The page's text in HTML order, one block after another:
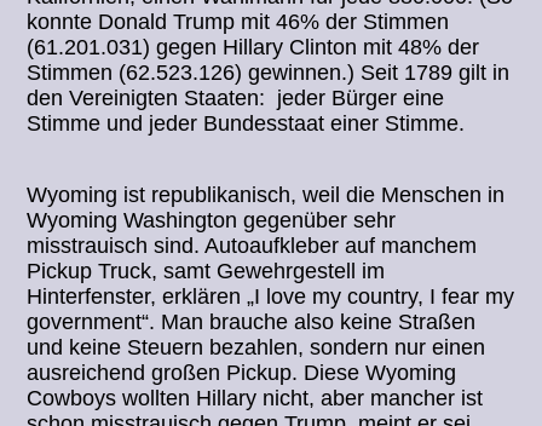
konnte Donald Trump mit 46% der Stimmen
(61.201.031) gegen Hillary Clinton mit 48% der
Stimmen (62.523.126) gewinnen.) Seit 1789 gilt in
den Vereinigten Staaten: jeder Bürger eine
Stimme und jeder Bundesstaat einer Stimme.
Wyoming ist republikanisch, weil die Menschen in
Wyoming Washington gegenüber sehr
misstrauisch sind. Autoaufkleber auf manchem
Pickup Truck, samt Gewehrgestell im
Hinterfenster, erklären „I love my country, I fear my
government“. Man brauche also keine Straßen
und keine Steuern bezahlen, sondern nur einen
ausreichend großen Pickup. Diese Wyoming
Cowboys wollten Hillary nicht, aber mancher ist